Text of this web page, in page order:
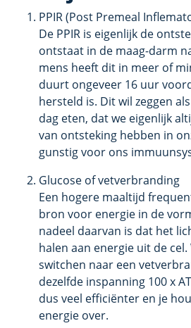
PPIR (Post Premeal
De PPIR is eigenlijk de
ontstaat in de maag-darm
mens heeft dit in meer of
duurt ongeveer 16 uur
hersteld is. Dit wil zeggen
dag eten, dat we eigenlijk
van ontsteking hebben in
gunstig voor ons
Glucose of vetverbranding
Een hogere maaltijd
bron voor energie in de
nadeel daarvan is dat het
halen aan energie uit de
switchen naar een
dezelfde inspanning 100 x
dus veel efficiënter en je
energie over.